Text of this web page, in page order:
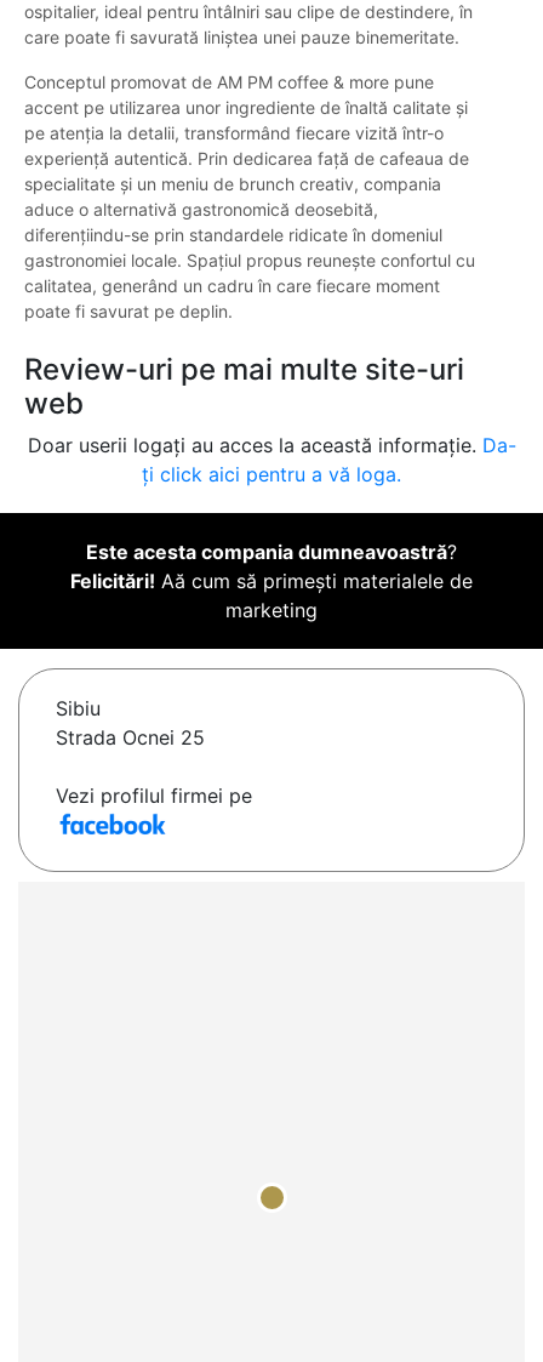
ospitalier, ideal pentru întâlniri sau clipe de destindere, în
care poate fi savurată liniștea unei pauze binemeritate.
Conceptul promovat de AM PM coffee & more pune
accent pe utilizarea unor ingrediente de înaltă calitate și
pe atenția la detalii, transformând fiecare vizită într-o
experiență autentică. Prin dedicarea față de cafeaua de
specialitate și un meniu de brunch creativ, compania
aduce o alternativă gastronomică deosebită,
diferențiindu-se prin standardele ridicate în domeniul
gastronomiei locale. Spațiul propus reunește confortul cu
calitatea, generând un cadru în care fiecare moment
poate fi savurat pe deplin.
Review-uri pe mai multe site-uri
web
Doar userii logați au acces la această informație. Da-
ți click aici pentru a vă loga.
Este acesta compania dumneavoastră?
Felicitări! Aă cum să primești materialele de
marketing
Sibiu
Strada Ocnei 25
Vezi profilul firmei pe